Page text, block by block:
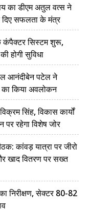
का डीएम अतुल वत्स ने
दिए सफलता के मंत्र
कंपैक्टर सिस्टम शुरू,
होगी सुविधा
आनंदीबेन पटेल ने
का किया अवलोकन
सिंह, विकास कार्यों
रहेगा विशेष जोर
कांवड़ यात्रा पर जीरो
खाद वितरण पर सख्त
निरीक्षण, सेक्टर 80-82